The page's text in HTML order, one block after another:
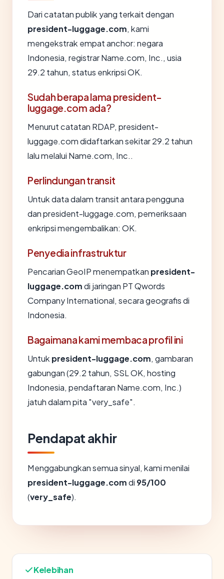
Dari catatan publik yang terkait dengan
president-luggage.com, kami
mengekstrak empat anchor: negara
Indonesia, registrar Name.com, Inc., usia
29.2 tahun, status enkripsi OK.
Sudah berapa lama president-
luggage.com ada?
Menurut catatan RDAP, president-
luggage.com didaftarkan sekitar 29.2 tahun
lalu melalui Name.com, Inc..
Perlindungan transit
Untuk data dalam transit antara pengguna
dan president-luggage.com, pemeriksaan
enkripsi mengembalikan: OK.
Penyedia infrastruktur
Pencarian GeoIP menempatkan president-
luggage.comdi jaringan PT Qwords
Company International, secara geografis di
Indonesia.
Bagaimana kami membaca profil ini
Untuk president-luggage.com, gambaran
gabungan (29.2 tahun, SSL OK, hosting
Indonesia, pendaftaran Name.com, Inc.)
jatuh dalam pita "very_safe".
Pendapat akhir
Menggabungkan semua sinyal, kami menilai
president-luggage.comdi 95/100
(very_safe).
Kelebihan